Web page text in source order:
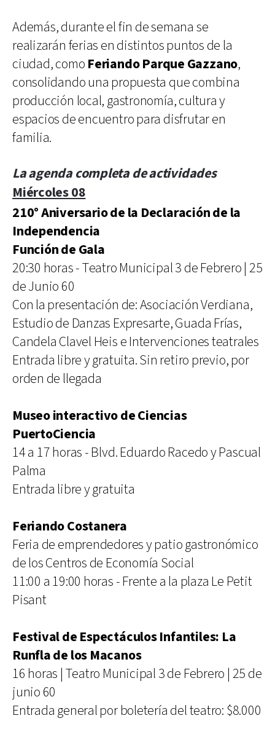
Además, durante el fin de semana se
realizarán ferias en distintos puntos de la
ciudad, como Feriando Parque Gazzano,
consolidando una propuesta que combina
producción local, gastronomía, cultura y
espacios de encuentro para disfrutar en
familia.
La agenda completa de actividades
Miércoles 08
210° Aniversario de la Declaración de la
Independencia
Función de Gala
20:30 horas - Teatro Municipal 3 de Febrero | 25
de Junio 60
Con la presentación de: Asociación Verdiana,
Estudio de Danzas Expresarte, Guada Frías,
Candela Clavel Heis e Intervenciones teatrales
Entrada libre y gratuita. Sin retiro previo, por
orden de llegada
Museo interactivo de Ciencias
PuertoCiencia
14 a 17 horas - Blvd. Eduardo Racedo y Pascual
Palma
Entrada libre y gratuita
Feriando Costanera
Feria de emprendedores y patio gastronómico
de los Centros de Economía Social
11:00 a 19:00 horas - Frente a la plaza Le Petit
Pisant
Festival de Espectáculos Infantiles: La
Runfla de los Macanos
16 horas | Teatro Municipal 3 de Febrero | 25 de
junio 60
Entrada general por boletería del teatro: $8.000